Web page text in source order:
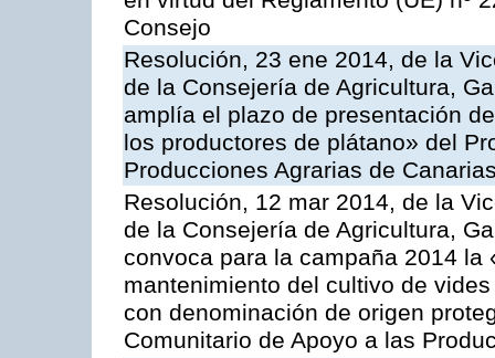
Consejo
Resolución, 23 ene 2014, de la
de la Consejería de Agricultura,
amplía el plazo de presentación
los productores de plátano» del
Producciones Agrarias de
Resolución, 12 mar 2014, de la
de la Consejería de Agricultura,
convoca para la campaña 2014 la
mantenimiento del cultivo de
con denominación de origen
Comunitario de Apoyo a las